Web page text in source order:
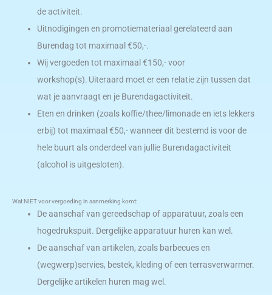
de activiteit.
Uitnodigingen en promotiemateriaal gerelateerd aan
Burendag tot maximaal €50,-.
Wij vergoeden tot maximaal €150,- voor
workshop(s). Uiteraard moet er een relatie zijn tussen dat
wat je aanvraagt en je Burendagactiviteit.
Eten en drinken (zoals koffie/thee/limonade en iets lekkers
erbij) tot maximaal €50,- wanneer dit bestemd is voor de
hele buurt als onderdeel van jullie Burendagactiviteit
(alcohol is uitgesloten).
Wat NIET voor vergoeding in aanmerking komt:
De aanschaf van gereedschap of apparatuur, zoals een
hogedrukspuit. Dergelijke apparatuur huren kan wel.
De aanschaf van artikelen, zoals barbecues en
(wegwerp)servies, bestek, kleding of een terrasverwarmer.
Dergelijke artikelen huren mag wel.